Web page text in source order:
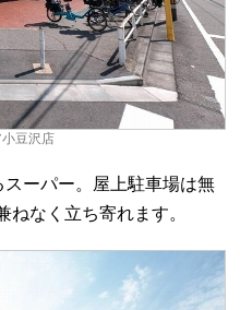
豆沢店
ーパー。屋上駐車場は無
なく立ち寄れます。